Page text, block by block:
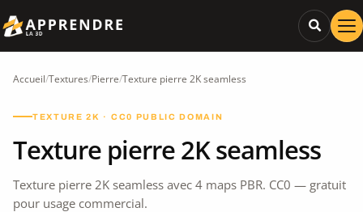
Accueil/Textures/Pierre/Texture pierre 2K seamless
TEXTURE 2K · CC0 PUBLIC DOMAIN
Texture pierre 2K seamless
Texture pierre 2K seamless avec 4 maps PBR. CC0 — gratuit
pour usage commercial.